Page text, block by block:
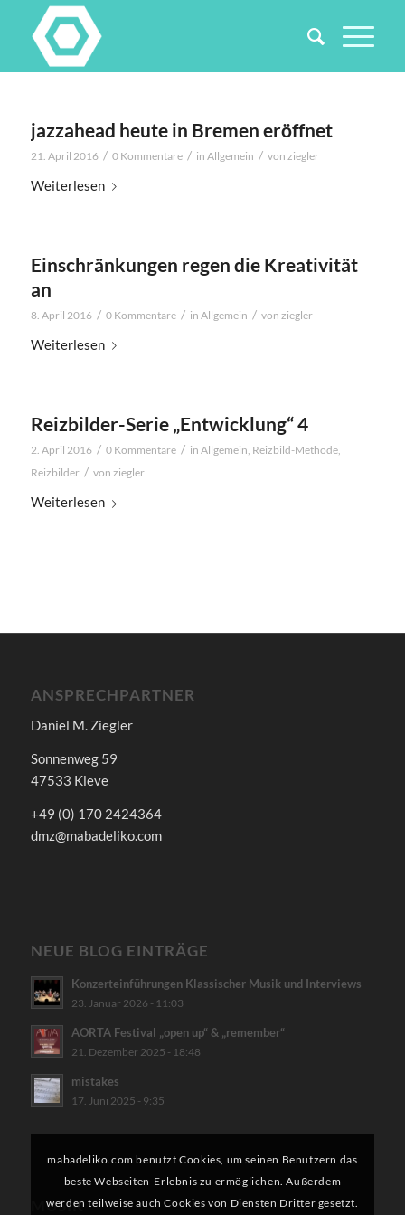
jazzahead heute in Bremen eröffnet
21. April 2016 / 0 Kommentare / in Allgemein / von ziegler
Weiterlesen
Einschränkungen regen die Kreativität
an
8. April 2016 / 0 Kommentare / in Allgemein / von ziegler
Weiterlesen
Reizbilder-Serie „Entwicklung“ 4
2. April 2016 / 0 Kommentare / in Allgemein, Reizbild-Methode,
Reizbilder / von ziegler
Weiterlesen
ANSPRECHPARTNER
Daniel M. Ziegler
Sonnenweg 59
47533 Kleve
+49 (0) 170 2424364
dmz@mabadeliko.com
NEUE BLOG EINTRÄGE
Konzerteinführungen Klassischer Musik und Interviews
23. Januar 2026 - 11:03
AORTA Festival „open up“ & „remember“
21. Dezember 2025 - 18:48
mistakes
17. Juni 2025 - 9:35
MUSIK
mabadeliko.com benutzt Cookies, um seinen Benutzern das
beste Webseiten-Erlebnis zu ermöglichen. Außerdem
werden teilweise auch Cookies von Diensten Dritter gesetzt.